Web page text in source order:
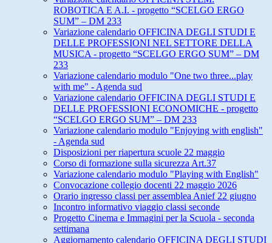
ROBOTICA E A.I. - progetto “SCELGO ERGO
SUM” – DM 233
Variazione calendario OFFICINA DEGLI STUDI E
DELLE PROFESSIONI NEL SETTORE DELLA
MUSICA - progetto “SCELGO ERGO SUM” – DM
233
Variazione calendario modulo "One two three...play
with me" - Agenda sud
Variazione calendario OFFICINA DEGLI STUDI E
DELLE PROFESSIONI ECONOMICHE - progetto
“SCELGO ERGO SUM” – DM 233
Variazione calendario modulo "Enjoying with english"
- Agenda sud
Disposizioni per riapertura scuole 22 maggio
Corso di formazione sulla sicurezza Art.37
Variazione calendario modulo "Playing with English"
Convocazione collegio docenti 22 maggio 2026
Orario ingresso classi per assemblea Anief 22 giugno
Incontro informativo viaggio classi seconde
Progetto Cinema e Immagini per la Scuola - seconda
settimana
Aggiornamento calendario OFFICINA DEGLI STUDI